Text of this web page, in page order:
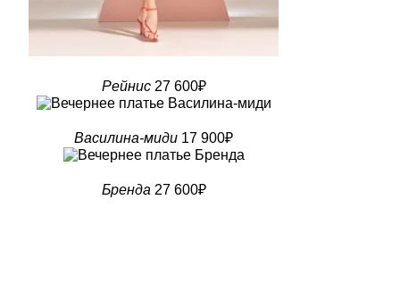
Рейнис 27 600₽
Василина-миди 17 900₽
Бренда 27 600₽